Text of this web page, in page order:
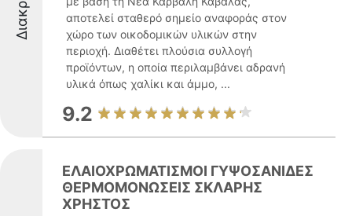
αποτελεί σταθερό σημείο αναφοράς στον
χώρο των οικοδομικών υλικών στην
περιοχή. Διαθέτει πλούσια συλλογή
προϊόντων, η οποία περιλαμβάνει αδρανή
υλικά όπως χαλίκι και άμμο, ...
9.2
ΕΛΑΙΟΧΡΩΜΑΤΙΣΜΟΙ ΓΥΨΟΣΑΝΙΔΕΣ
ΘΕΡΜΟΜΟΝΩΣΕΙΣ ΣΚΛΑΡΗΣ
ΧΡΗΣΤΟΣ